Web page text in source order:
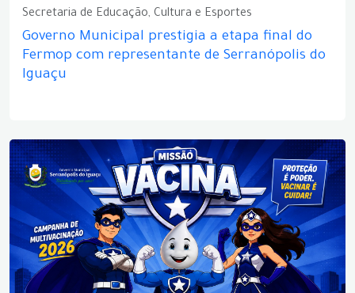
Secretaria de Educação, Cultura e Esportes
Governo Municipal prestigia a etapa final do
Fermop com representante de Serranópolis do
Iguaçu